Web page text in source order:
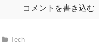
コメントを書き込む
Tech